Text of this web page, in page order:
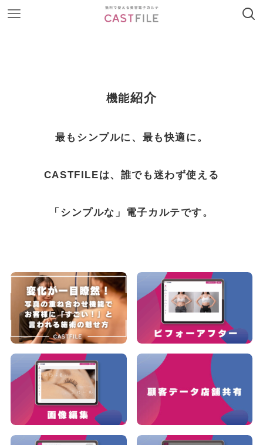
機能紹介
最もシンプルに、最も快適に。
CASTFILEは、誰でも迷わず使える
「シンプルな」電子カルテです。